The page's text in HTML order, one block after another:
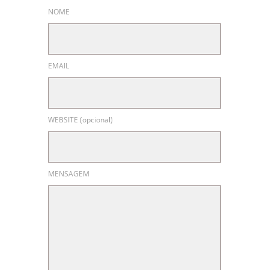
NOME
EMAIL
WEBSITE (opcional)
MENSAGEM